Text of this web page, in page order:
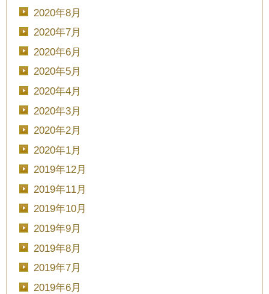
2020年8月
2020年7月
2020年6月
2020年5月
2020年4月
2020年3月
2020年2月
2020年1月
2019年12月
2019年11月
2019年10月
2019年9月
2019年8月
2019年7月
2019年6月